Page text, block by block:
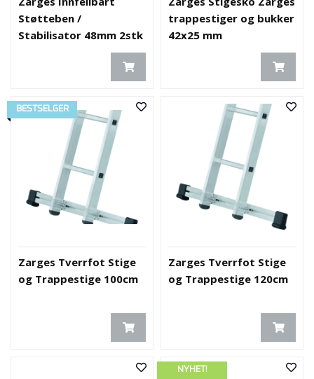
Støtteben /
Stabilisator 48mm 2stk
trappestiger og bukker
42x25 mm
BESTSELGER
Zarges Tverrfot Stige
og Trappestige 100cm
Zarges Tverrfot Stige
og Trappestige 120cm
NYHET!